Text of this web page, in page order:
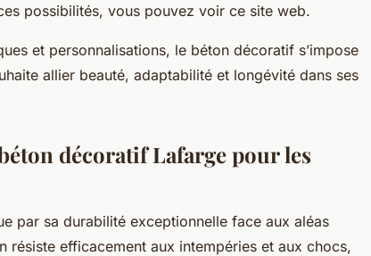
possibilités, vous pouvez voir ce site web.
et personnalisations, le béton décoratif s’impose
allier beauté, adaptabilité et longévité dans ses
décoratif Lafarge pour les
par sa durabilité exceptionnelle face aux aléas
résiste efficacement aux intempéries et aux chocs,